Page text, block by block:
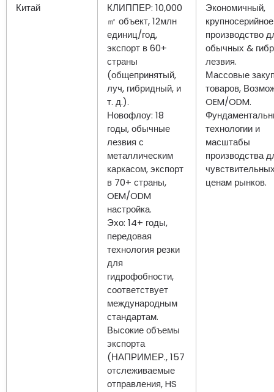
Китай
КЛИППЕР: 10,000
㎡ объект, 12млн
единиц/год,
экспорт в 60+
страны
(общепринятый,
луч, гибридный, и
т. д.).
Новофлоу: 18
годы, обычные
лезвия с
металлическим
каркасом, экспорт
в 70+ страны,
OEM/ODM
настройка.
Эхо: 14+ годы,
передовая
технология резки
для
гидрофобности,
соответствует
международным
стандартам.
Высокие объемы
экспорта
(НАПРИМЕР., 157
отслеживаемые
отправления, HS
Экономичный,
крупносерийное
производство
обычных &
лезвия.
Массовые
товаров,
OEM/ODM.
технологии и
масштабы
производства
ценам рынков.